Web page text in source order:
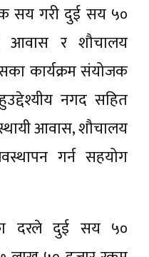
सय गरी दुई सय ५०
आवास र शौचालय
कार्यक्रम संयोजक
नगद सहित
आवास, शौचालय
गर्न सहयोग
दरले दुई सय ५०